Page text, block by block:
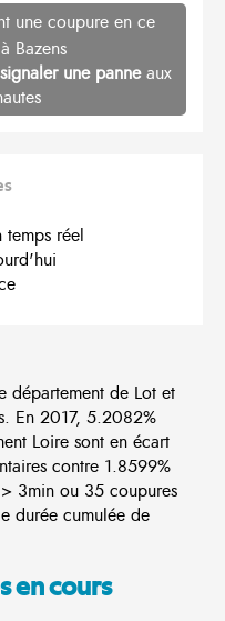
une coupure en ce
Bazens
une panneaux
réel
département de Lot et
En 2017, 5.2082%
Loire sont en écart
contre 1.8599%
3min ou 35 coupures
durée cumulée de
en cours